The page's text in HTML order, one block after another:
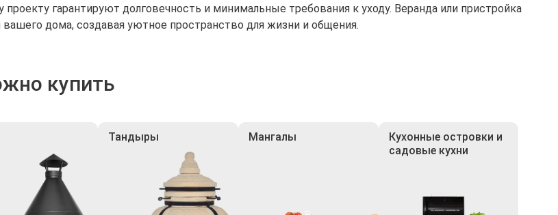
гарантируют долговечность и минимальные требования к уходу. Веранда или пристройка
дома, создавая уютное пространство для жизни и общения.
купить
Тандыры Мангалы
Кухонные островки и
садовые кухни